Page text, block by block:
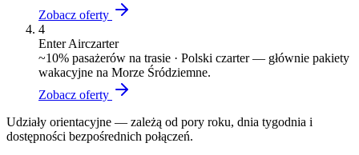
Zobacz oferty
4
Enter Airczarter
~10% pasażerów na trasie · Polski czarter — głównie pakiety
wakacyjne na Morze Śródziemne.
Zobacz oferty
Udziały orientacyjne — zależą od pory roku, dnia tygodnia i
dostępności bezpośrednich połączeń.